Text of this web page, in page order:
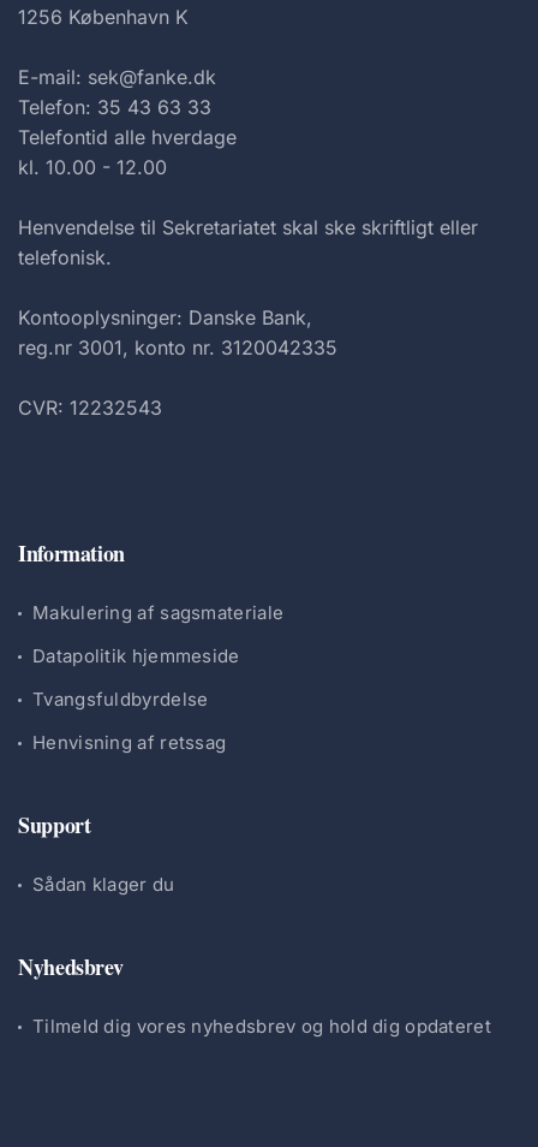
1256 København K
E-mail: sek@fanke.dk
Telefon: 35 43 63 33
Telefontid alle hverdage
kl. 10.00 - 12.00
Henvendelse til Sekretariatet skal ske skriftligt eller
telefonisk.
Kontooplysninger: Danske Bank,
reg.nr 3001, konto nr. 3120042335
CVR: 12232543
Information
Makulering af sagsmateriale
Datapolitik hjemmeside
Tvangsfuldbyrdelse
Henvisning af retssag
Support
Sådan klager du
Nyhedsbrev
Tilmeld dig vores nyhedsbrev og hold dig opdateret